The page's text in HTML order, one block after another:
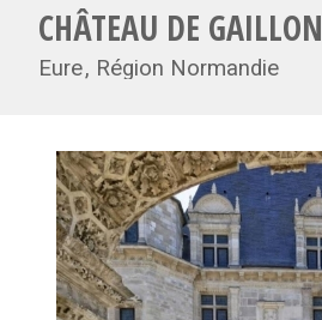
CHÂTEAU DE GAILLON
Eure Région Normandie